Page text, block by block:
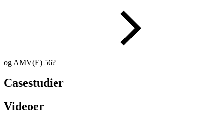
og AMV(E) 56?
Casestudier
Videoer